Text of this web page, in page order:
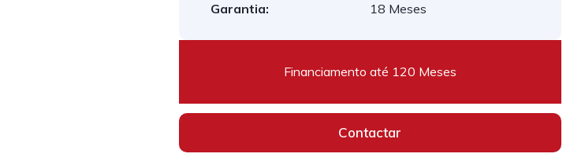
Garantia:
18 Meses
Financiamento até 120 Meses
Contactar